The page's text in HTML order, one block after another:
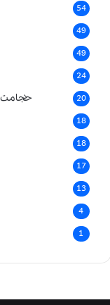
54
49
49
24
20
18
18
17
13
4
1